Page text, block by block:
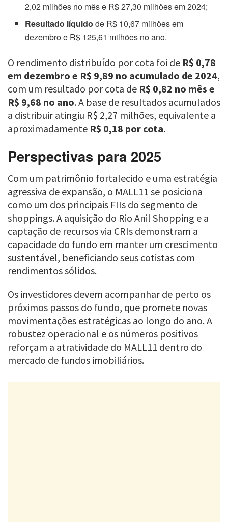
2,02 milhões no mês e R$ 27,30 milhões em 2024;
Resultado líquido de R$ 10,67 milhões em
dezembro e R$ 125,61 milhões no ano.
O rendimento distribuído por cota foi de R$ 0,78
em dezembro e R$ 9,89 no acumulado de 2024,
com um resultado por cota de R$ 0,82 no mês e
R$ 9,68 no ano. A base de resultados acumulados
a distribuir atingiu R$ 2,27 milhões, equivalente a
aproximadamente R$ 0,18 por cota.
Perspectivas para 2025
Com um patrimônio fortalecido e uma estratégia
agressiva de expansão, o MALL11 se posiciona
como um dos principais FIIs do segmento de
shoppings. A aquisição do Rio Anil Shopping e a
captação de recursos via CRIs demonstram a
capacidade do fundo em manter um crescimento
sustentável, beneficiando seus cotistas com
rendimentos sólidos.
Os investidores devem acompanhar de perto os
próximos passos do fundo, que promete novas
movimentações estratégicas ao longo do ano. A
robustez operacional e os números positivos
reforçam a atratividade do MALL11 dentro do
mercado de fundos imobiliários.